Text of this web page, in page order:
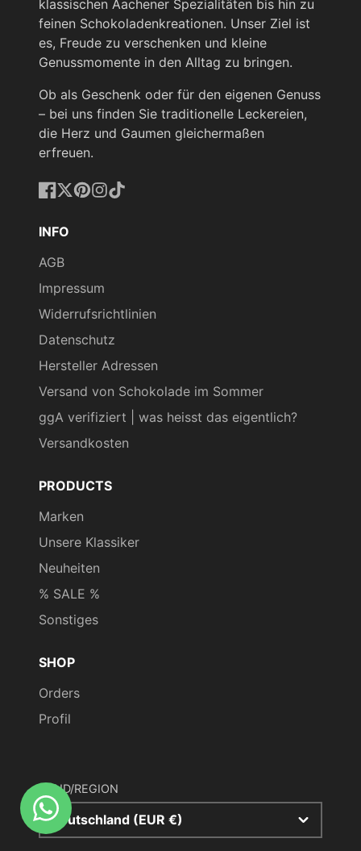
klassischen Aachener Spezialitäten bis hin zu
feinen Schokoladenkreationen. Unser Ziel ist
es, Freude zu verschenken und kleine
Genussmomente in den Alltag zu bringen.
Ob als Geschenk oder für den eigenen Genuss
– bei uns finden Sie traditionelle Leckereien,
die Herz und Gaumen gleichermaßen
erfreuen.
INFO
AGB
Impressum
Widerrufsrichtlinien
Datenschutz
Hersteller Adressen
Versand von Schokolade im Sommer
ggA verifiziert | was heisst das eigentlich?
Versandkosten
PRODUCTS
Marken
Unsere Klassiker
Neuheiten
% SALE %
Sonstiges
SHOP
Orders
Profil
LAND/REGION
Deutschland (EUR €)